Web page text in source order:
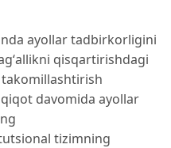
ayollar tadbirkorligini
qisqartirishdagi
davomida ayollar
tizimning